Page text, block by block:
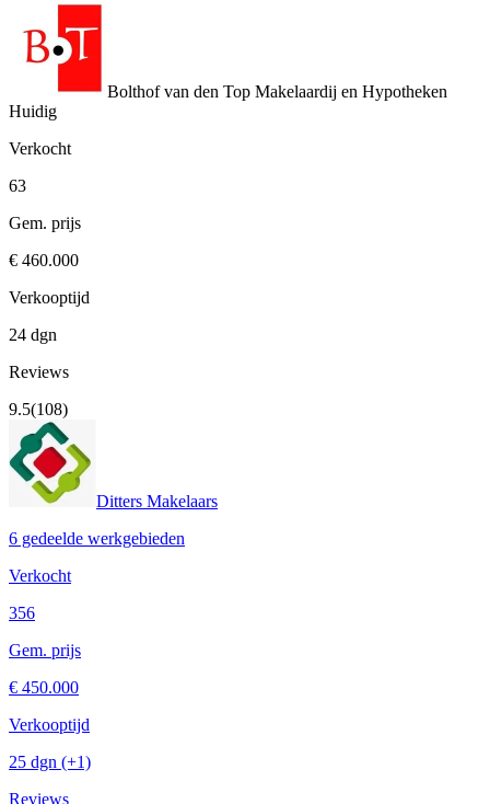
Bolthof van den Top Makelaardij en Hypotheken
Huidig
Verkocht
63
Gem. prijs
€ 460.000
Verkooptijd
24 dgn
Reviews
9.5(108)
Ditters Makelaars
6 gedeelde werkgebieden
Verkocht
356
Gem. prijs
€ 450.000
Verkooptijd
25 dgn (+1)
Reviews